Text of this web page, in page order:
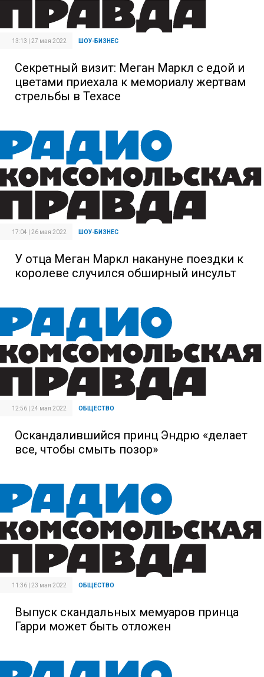
13:13 | 27 мая 2022 ШОУ-БИЗНЕС
Секретный визит: Меган Маркл с едой и
цветами приехала к мемориалу жертвам
стрельбы в Техасе
17:04 | 26 мая 2022 ШОУ-БИЗНЕС
У отца Меган Маркл накануне поездки к
королеве случился обширный инсульт
12:56 | 24 мая 2022 ОБЩЕСТВО
Оскандалившийся принц Эндрю «делает
все, чтобы смыть позор»
11:36 | 23 мая 2022 ОБЩЕСТВО
Выпуск скандальных мемуаров принца
Гарри может быть отложен